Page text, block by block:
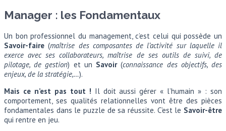
Manager : les Fondamentaux
Un bon professionnel du management, c’est celui qui possède un
Savoir-faire (maîtrise des composantes de l’activité sur laquelle il
exerce avec ses collaborateurs, maîtrise de ses outils de suivi, de
pilotage, de gestion) et un Savoir(connaissance des objectifs, des
enjeux, de la stratégie,…).
Mais ce n’est pas tout ! Il doit aussi gérer « l’humain » : son
comportement, ses qualités relationnelles vont être des pièces
fondamentales dans le puzzle de sa réussite. C’est le Savoir-être
qui rentre en jeu.